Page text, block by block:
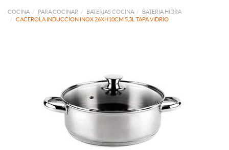
COCINA PARA COCINAR BATERIAS COCINA
BATERIA HIDRA
CACEROLA INDUCCION INOX 26XH10CM 5,3L TAPA VIDRIO